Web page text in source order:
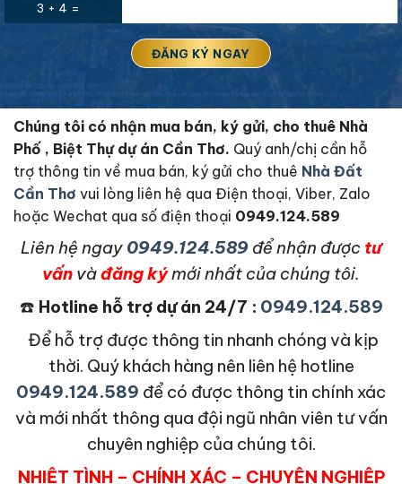
3 + 4 =
Chúng tôi có nhận mua bán, ký gửi, cho thuê Nhà
Phố , Biệt Thự dự án Cần Thơ. Quý anh/chị cần hỗ
trợ thông tin về mua bán, ký gửi cho thuê Nhà Đất
Cần Thơ vui lòng liên hệ qua Điện thoại, Viber, Zalo
hoặc Wechat qua số điện thoại 0949.124.589
Liên hệ ngay 0949.124.589 để nhận được tư
vấn vàđăng kýmới nhất của chúng tôi.
☎️ Hotline hỗ trợ dự án 24/7 : 0949.124.589
Để hỗ trợ được thông tin nhanh chóng và kịp
thời. Quý khách hàng nên liên hệ hotline
0949.124.589 để có được thông tin chính xác
và mới nhất thông qua đội ngũ nhân viên tư vấn
chuyên nghiệp của chúng tôi.
NHIỆT TÌNH – CHÍNH XÁC – CHUYÊN NGHIỆP